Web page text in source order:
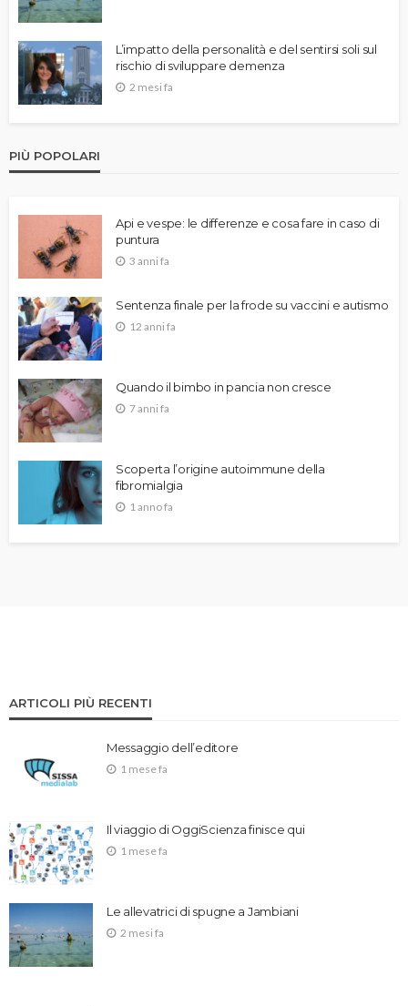
L’impatto della personalità e del sentirsi soli sul
rischio di sviluppare demenza
2 mesi fa
PIÙ POPOLARI
Api e vespe: le differenze e cosa fare in caso di
puntura
3 anni fa
Sentenza finale per la frode su vaccini e autismo
12 anni fa
Quando il bimbo in pancia non cresce
7 anni fa
Scoperta l’origine autoimmune della
fibromialgia
1 anno fa
ARTICOLI PIÙ RECENTI
Messaggio dell’editore
1 mese fa
Il viaggio di OggiScienza finisce qui
1 mese fa
Le allevatrici di spugne a Jambiani
2 mesi fa